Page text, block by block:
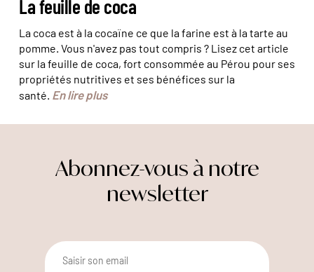
La feuille de coca
La coca est à la cocaïne ce que la farine est à la tarte au
pomme. Vous n'avez pas tout compris ? Lisez cet article
sur la feuille de coca, fort consommée au Pérou pour ses
propriétés nutritives et ses bénéfices sur la
santé. En lire plus
Abonnez-vous à notre
newsletter